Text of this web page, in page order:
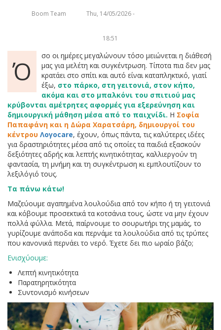
Boom Team Thu, 14/05/2026 -
18:51
Ό
σο οι ημέρες μεγαλώνουν τόσο μειώνεται η διάθεσή
μας για μελέτη και συγκέντρωση. Τίποτα πια δεν μας
κρατάει στο σπίτι και αυτό είναι καταπληκτικό, γιατί
έξω, στο πάρκο, στη γειτονιά, στον κήπο,
ακόμα και στο μπαλκόνι του σπιτιού μας
κρύβονται αμέτρητες αφορμές για εξερεύνηση και
δημιουργική μάθηση μέσα από το παιχνίδι. Η Σοφία
Παπαφάνη και η Δώρα Χαρατσάρη, δημιουργοί του
κέντρου Λογοcare, έχουν, όπως πάντα, τις καλύτερες ιδέες
για δραστηριότητες μέσα από τις οποίες τα παιδιά εξασκούν
δεξιότητες αδρής και λεπτής κινητικότητας, καλλιεργούν τη
φαντασία, τη μνήμη και τη συγκέντρωση κι εμπλουτίζουν το
λεξιλόγιό τους.
Τα πάνω κάτω!
Μαζεύουμε αγαπημένα λουλούδια από τον κήπο ή τη γειτονιά
και κόβουμε προσεκτικά τα κοτσάνια τους, ώστε να μην έχουν
πολλά φύλλα. Μετά, παίρνουμε το σουρωτήρι της μαμάς, το
γυρίζουμε ανάποδα και περνάμε τα λουλούδια από τις τρύπες
που κανονικά περνάει το νερό. Έχετε δει πιο ωραίο βάζο;
Ενισχύουμε:
Λεπτή κινητικότητα
Παρατηρητικότητα
Συντονισμό κινήσεων